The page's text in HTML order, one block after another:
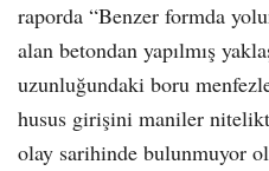
raporda “Benzer formda
alan betondan yapılmış
uzunluğundaki boru
husus girişini maniler
olay sarihinde bulunmuyor